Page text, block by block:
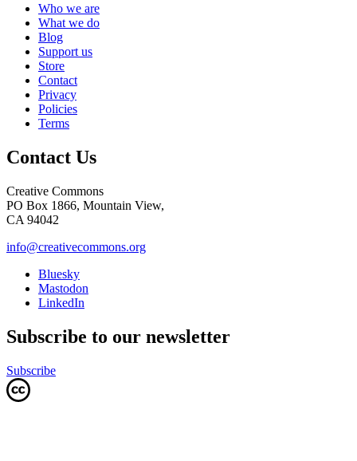
Who we are
What we do
Blog
Support us
Store
Contact
Privacy
Policies
Terms
Contact Us
Creative Commons
PO Box 1866, Mountain View,
CA 94042
info@creativecommons.org
Bluesky
Mastodon
LinkedIn
Subscribe to our newsletter
Subscribe